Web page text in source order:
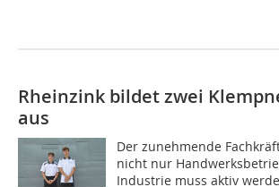
Rheinzink bildet zwei
aus
Der zunehmende
nicht nur
Industrie muss aktiv